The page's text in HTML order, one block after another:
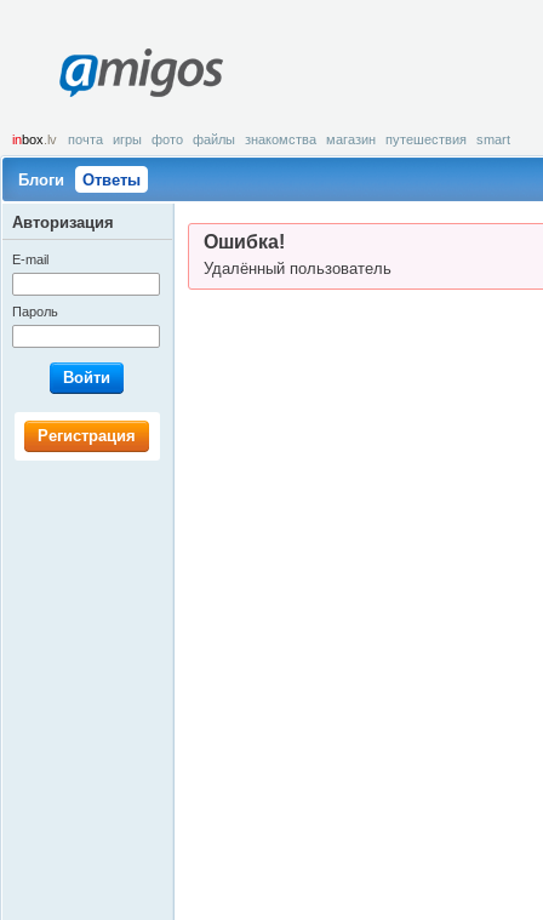
amigos
inbox .lv почта игры фото файлы знакомства магазин путешествия smart
Блоги Ответы
Ошибка!
Удалённый пользователь
Авторизация
E-mail
Пароль
Войти
Регистрация